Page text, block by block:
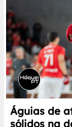
Águias de
sólidos na